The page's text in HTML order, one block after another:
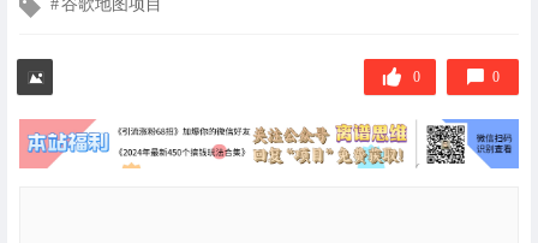
签
谷歌地图项目
0 0